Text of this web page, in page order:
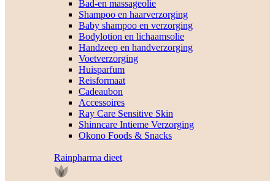
Bad-en massageolie
Shampoo en haarverzorging
Baby shampoo en verzorging
Bodylotion en lichaamsolie
Handzeep en handverzorging
Voetverzorging
Huisparfum
Reisformaat
Cadeaubon
Accessoires
Ray Care Sensitive Skin
Shinncare Intieme Verzorging
Okono Foods & Snacks
Rainpharma dieet